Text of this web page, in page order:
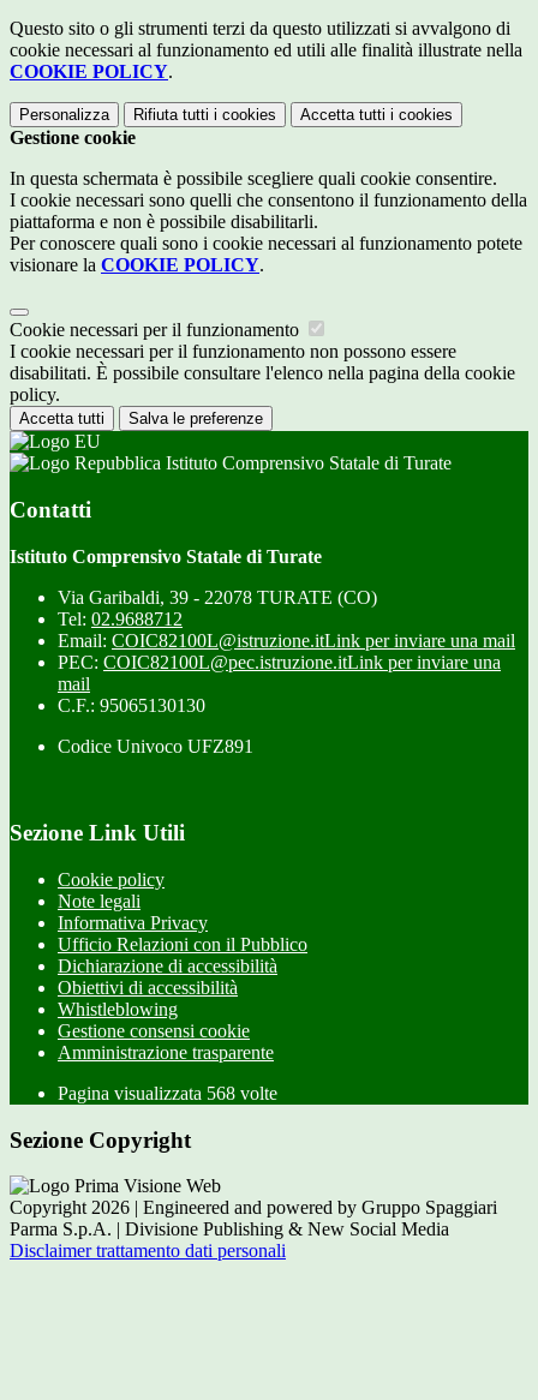
Questo sito o gli strumenti terzi da questo utilizzati si avvalgono di
cookie necessari al funzionamento ed utili alle finalità illustrate nella
COOKIE POLICY.
Personalizza Rifiuta tutti i cookies Accetta tutti i cookies
Gestione cookie
In questa schermata è possibile scegliere quali cookie consentire.
I cookie necessari sono quelli che consentono il funzionamento della
piattaforma e non è possibile disabilitarli.
Per conoscere quali sono i cookie necessari al funzionamento potete
visionare la COOKIE POLICY.
Cookie necessari per il funzionamento
I cookie necessari per il funzionamento non possono essere
disabilitati. È possibile consultare l'elenco nella pagina della cookie
policy.
Accetta tutti Salva le preferenze
Istituto Comprensivo Statale di Turate
Contatti
Istituto Comprensivo Statale di Turate
Via Garibaldi, 39 - 22078 TURATE (CO)
Tel: 02.9688712
Email: COIC82100L@istruzione.itLink per inviare una mail
PEC: COIC82100L@pec.istruzione.itLink per inviare una
mail
C.F.: 95065130130
Codice Univoco UFZ891
Sezione Link Utili
Cookie policy
Note legali
Informativa Privacy
Ufficio Relazioni con il Pubblico
Dichiarazione di accessibilità
Obiettivi di accessibilità
Whistleblowing
Gestione consensi cookie
Amministrazione trasparente
Pagina visualizzata 568 volte
Sezione Copyright
Copyright 2026 | Engineered and powered by Gruppo Spaggiari
Parma S.p.A. | Divisione Publishing & New Social Media
Disclaimer trattamento dati personali